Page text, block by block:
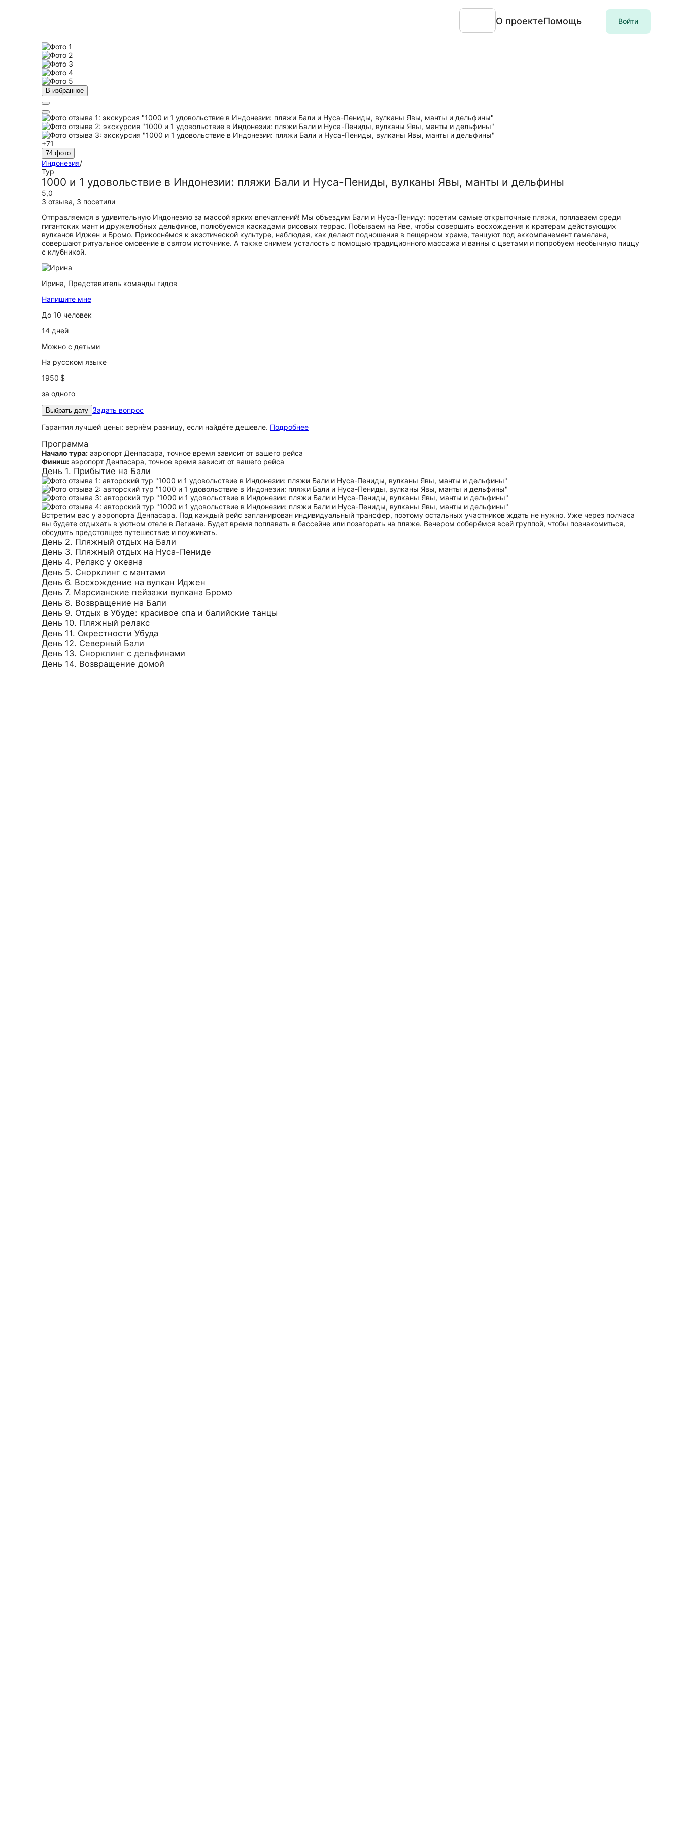
О проектеПомощь Войти
В избранное
+71
74 фото
Индонезия/
Тур
1000 и 1 удовольствие в Индонезии: пляжи Бали и Нуса-Пениды, вулканы Явы, манты и дельфины
5,0
3 отзыва, 3 посетили
Отправляемся в удивительную Индонезию за массой ярких впечатлений! Мы объездим Бали и Нуса-Пениду: посетим самые открыточные пляжи, поплаваем среди
гигантских мант и дружелюбных дельфинов, полюбуемся каскадами рисовых террас. Побываем на Яве, чтобы совершить восхождения к кратерам действующих
вулканов Иджен и Бромо. Прикоснёмся к экзотической культуре, наблюдая, как делают подношения в пещерном храме, танцуют под аккомпанемент гамелана,
совершают ритуальное омовение в святом источнике. А также снимем усталость с помощью традиционного массажа и ванны с цветами и попробуем необычную пиццу
с клубникой.
Ирина, Представитель команды гидов
Напишите мне
До 10 человек
14 дней
Можно с детьми
На русском языке
1950 $
за одного
Выбрать дату Задать вопрос
Гарантия лучшей цены: вернём разницу, если найдёте дешевле. Подробнее
Программа
Начало тура: аэропорт Денпасара, точное время зависит от вашего рейса
Финиш: аэропорт Денпасара, точное время зависит от вашего рейса
День 1. Прибытие на Бали
Встретим вас у аэропорта Денпасара. Под каждый рейс запланирован индивидуальный трансфер, поэтому остальных участников ждать не нужно. Уже через полчаса
вы будете отдыхать в уютном отеле в Легиане. Будет время поплавать в бассейне или позагорать на пляже. Вечером соберёмся всей группой, чтобы познакомиться,
обсудить предстоящее путешествие и поужинать.
День 2. Пляжный отдых на Бали
День 3. Пляжный отдых на Нуса-Пениде
День 4. Релакс у океана
День 5. Снорклинг с мантами
День 6. Восхождение на вулкан Иджен
День 7. Марсианские пейзажи вулкана Бромо
День 8. Возвращение на Бали
День 9. Отдых в Убуде: красивое спа и балийские танцы
День 10. Пляжный релакс
День 11. Окрестности Убуда
День 12. Северный Бали
День 13. Снорклинг с дельфинами
День 14. Возвращение домой